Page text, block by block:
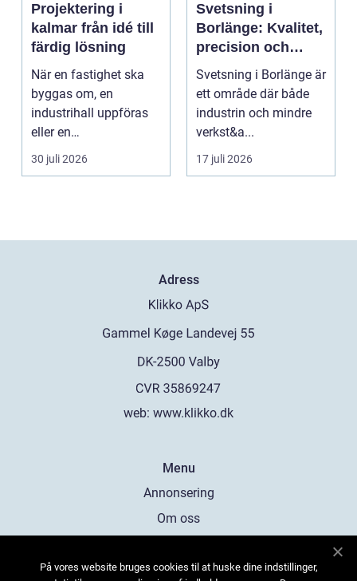
Projektering i
kalmar från idé till
färdig lösning
När en fastighet ska
byggas om, en
industrihall uppföras
eller en
lantbruksanläggning
moderniseras ä...
30 juli 2026
Svetsning i
Borlänge: Kvalitet,
precision och
hållbara
konstruktioner
Svetsning i Borlänge är
ett område där både
industrin och mindre
verkst&a...
17 juli 2026
Adress
web: www.klikko.dk
Menu
Annonsering
Om oss
Kontakta oss
På vores website bruges cookies til at huske dine indstillinger,